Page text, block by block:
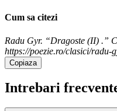
Cum sa citezi
Radu Gyr. “Dragoste (II) .”
https://poezie.ro/clasici/radu-
Copiaza
Intrebari